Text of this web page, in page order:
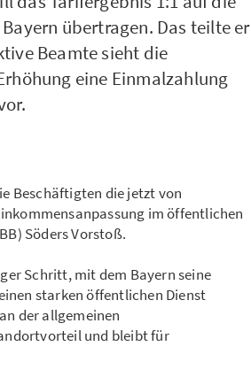
übertragen. Das teilte er
Beamte sieht die
eine Einmalzahlung
Beschäftigten die jetzt von
im öffentlichen
Söders Vorstoß.
Schritt, mit dem Bayern seine
starken öffentlichen Dienst
der allgemeinen
und bleibt für